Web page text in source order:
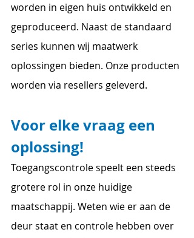
worden in eigen huis ontwikkeld en
geproduceerd. Naast de standaard
series kunnen wij maatwerk
oplossingen bieden. Onze producten
worden via resellers geleverd.
Voor elke vraag een
oplossing!
Toegangscontrole speelt een steeds
grotere rol in onze huidige
maatschappij. Weten wie er aan de
deur staat en controle hebben over